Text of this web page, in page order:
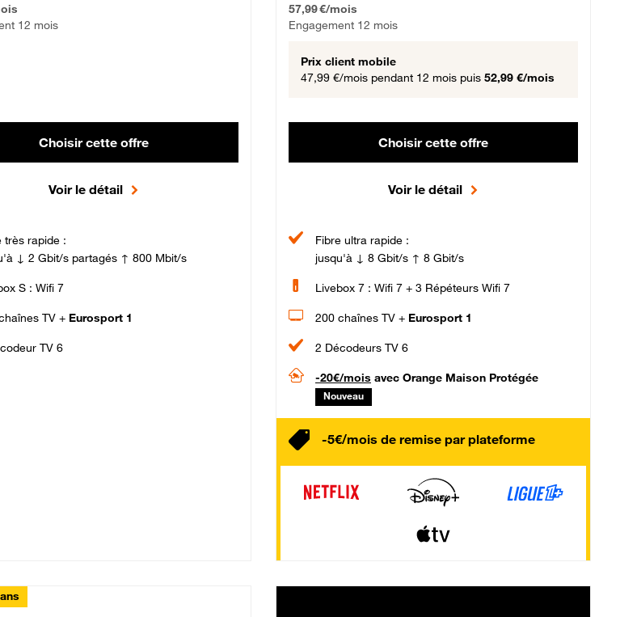
12 mois
Choisir cette offre
Voir le détail
très rapide :
↓ 2 Gbit/s partagés ↑ 800 Mbit/s
S : Wifi 7
TV + Eurosport 1
TV 6
57,99 €/mois
Engagement 12 mois
Prix client mobile
47,99 €/mois pendant 12 mois puis 52,99 €/mois
Choisir cette offre
Voir le détail
Fibre ultra rapide :
jusqu'à ↓ 8 Gbit/s ↑ 8 Gbit/s
Livebox 7 : Wifi 7 + 3 Répéteurs Wifi 7
200 chaînes TV + Eurosport 1
2 Décodeurs TV 6
-20€/mois avec Orange Maison Protégée
Nouveau
-5€/mois de remise par plateforme